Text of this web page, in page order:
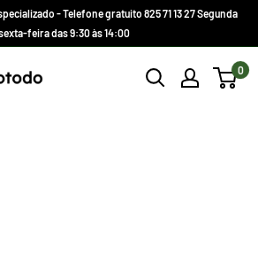
- Telefone gratuito 825 71 13 27 Segunda
feira das 9:30 às 14:00
0